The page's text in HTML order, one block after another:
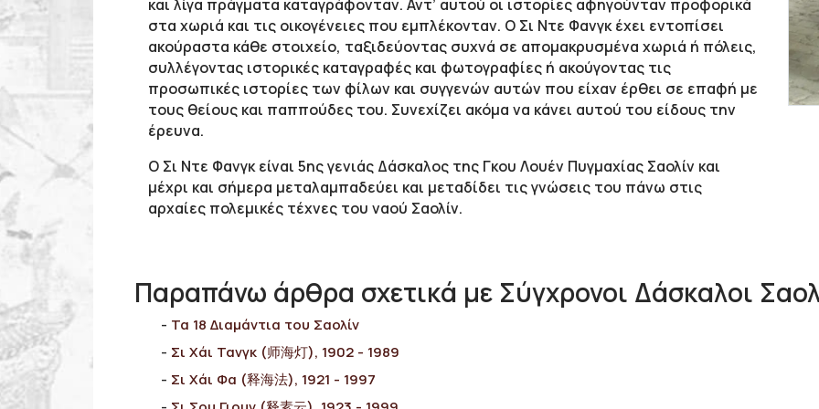
και λίγα πράγματα καταγράφονταν. Αντ’ αυτού οι ιστορίες αφηγούνταν προφορικά
στα χωριά και τις οικογένειες που εμπλέκονταν. Ο Σι Ντε Φανγκ έχει εντοπίσει
ακούραστα κάθε στοιχείο, ταξιδεύοντας συχνά σε απομακρυσμένα χωριά ή πόλεις,
συλλέγοντας ιστορικές καταγραφές και φωτογραφίες ή ακούγοντας τις
προσωπικές ιστορίες των φίλων και συγγενών αυτών που είχαν έρθει σε επαφή με
τους θείους και παππούδες του. Συνεχίζει ακόμα να κάνει αυτού του είδους την
έρευνα.
Ο Σι Ντε Φανγκ είναι 5ης γενιάς Δάσκαλος της Γκου Λουέν Πυγμαχίας Σαολίν και
μέχρι και σήμερα μεταλαμπαδεύει και μεταδίδει τις γνώσεις του πάνω στις
αρχαίες πολεμικές τέχνες του ναού Σαολίν.
Παραπάνω άρθρα σχετικά με Σύγχρονοι Δάσκαλοι
Τα 18 Διαμάντια του Σαολίν
Σι Χάι Τανγκ (师海灯), 1902 - 1989
Σι Χάι Φα (释海法), 1921 - 1997